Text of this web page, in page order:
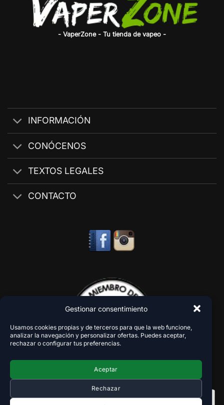
Gestionar consentimiento
Usamos cookies propias y de terceros para que la web funcione,
analizar la navegación y personalizar ofertas. Puedes aceptar,
rechazar o configurar tus preferencias.
Aceptar
Rechazar
- VaperZone - Tu tienda de vapeo -
INFORMACIÓN
CONÓCENOS
TEXTOS LEGALES
CONTACTO